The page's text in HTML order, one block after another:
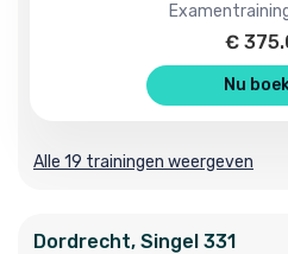
€
Nu
Alle 19 trainingen weergeven
Dordrecht, Singel 331